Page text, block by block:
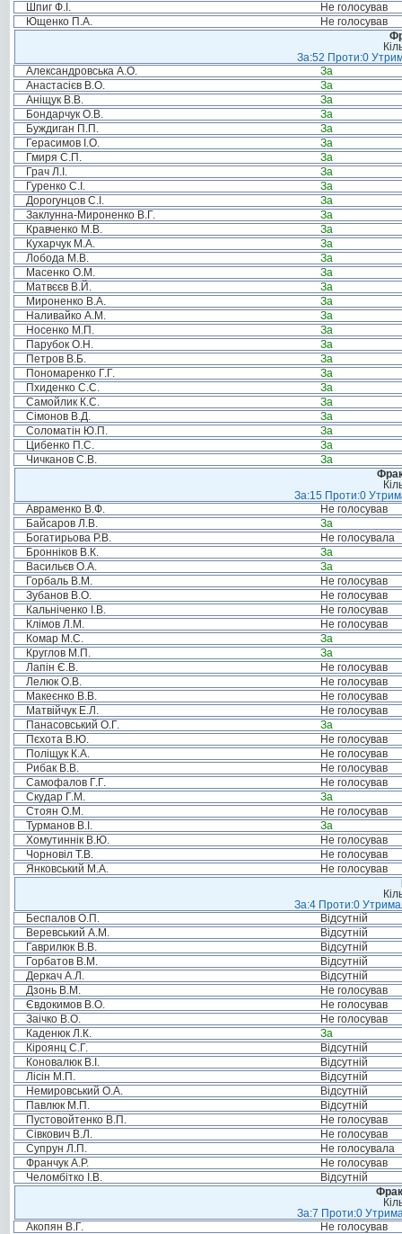
Шпиг Ф.І.
Не голосував
Ющенко П.А.
Не голосував
За:52 Проти:0
Александровська А.О.
За
Анастасієв В.О.
За
Аніщук В.В.
За
Бондарчук О.В.
За
Буждиган П.П.
За
Герасимов І.О.
За
Гмиря С.П.
За
Грач Л.І.
За
Гуренко С.І.
За
Дорогунцов С.І.
За
Заклунна-Мироненко В.Г.
За
Кравченко М.В.
За
Кухарчук М.А.
За
Лобода М.В.
За
Масенко О.М.
За
Матвєєв В.Й.
За
Мироненко В.А.
За
Наливайко А.М.
За
Носенко М.П.
За
Парубок О.Н.
За
Петров В.Б.
За
Пономаренко Г.Г.
За
Пхиденко С.С.
За
Самойлик К.С.
За
Сімонов В.Д.
За
Соломатін Ю.П.
За
Цибенко П.С.
За
Чичканов С.В.
За
За:15 Проти:0
Авраменко В.Ф.
Не голосував
Байсаров Л.В.
За
Богатирьова Р.В.
Не голосувала
Бронніков В.К.
За
Васильєв О.А.
За
Горбаль В.М.
Не голосував
Зубанов В.О.
Не голосував
Кальніченко І.В.
Не голосував
Клімов Л.М.
Не голосував
Комар М.С.
За
Круглов М.П.
За
Лапін Є.В.
Не голосував
Лелюк О.В.
Не голосував
Макеєнко В.В.
Не голосував
Матвійчук Е.Л.
Не голосував
Панасовський О.Г.
За
Пєхота В.Ю.
Не голосував
Поліщук К.А.
Не голосував
Рибак В.В.
Не голосував
Самофалов Г.Г.
Не голосував
Скудар Г.М.
За
Стоян О.М.
Не голосував
Турманов В.І.
За
Хомутиннік В.Ю.
Не голосував
Чорновіл Т.В.
Не голосував
Янковський М.А.
Не голосував
За:4 Проти:0
Беспалов О.П.
Відсутній
Веревський А.М.
Відсутній
Гаврилюк В.В.
Відсутній
Горбатов В.М.
Відсутній
Деркач А.Л.
Відсутній
Дзонь В.М.
Не голосував
Євдокимов В.О.
Не голосував
Заічко В.О.
Не голосував
Каденюк Л.К.
За
Кіроянц С.Г.
Відсутній
Коновалюк В.І.
Відсутній
Лісін М.П.
Відсутній
Немировський О.А.
Відсутній
Павлюк М.П.
Відсутній
Пустовойтенко В.П.
Не голосував
Сівкович В.Л.
Не голосував
Супрун Л.П.
Не голосувала
Франчук А.Р.
Не голосував
Челомбітко І.В.
Відсутній
За:7 Проти:0
Акопян В.Г.
Не голосував